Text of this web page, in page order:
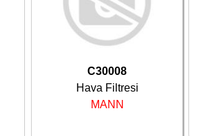
C30008
Hava Filtresi
MANN